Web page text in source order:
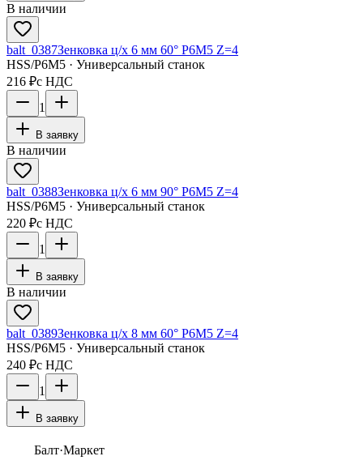
В наличии
balt_0387Зенковка ц/х 6 мм 60° Р6М5 Z=4
HSS/Р6М5 · Универсальный станок
216 ₽с НДС
1
В заявку
В наличии
balt_0388Зенковка ц/х 6 мм 90° Р6М5 Z=4
HSS/Р6М5 · Универсальный станок
220 ₽с НДС
1
В заявку
В наличии
balt_0389Зенковка ц/х 8 мм 60° Р6М5 Z=4
HSS/Р6М5 · Универсальный станок
240 ₽с НДС
1
В заявку
Балт·Маркет